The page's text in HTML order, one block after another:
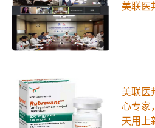
美联医
美联医
心专家
天用上